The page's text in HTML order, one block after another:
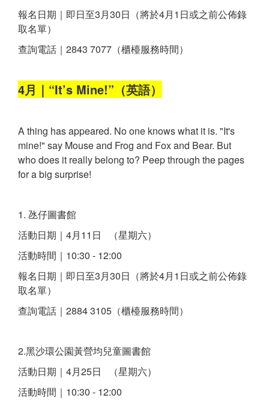
報名日期｜即日至3月30日（將於4月1日或之前公佈錄
取名單）
查詢電話｜2843 7077（櫃檯服務時間）
4月｜“It’s Mine!”（英語）
A thing has appeared. No one knows what it is. "It's
mine!" say Mouse and Frog and Fox and Bear. But
who does it really belong to? Peep through the pages
for a big surprise!
1. 氹仔圖書館
活動日期｜4月11日 （星期六）
活動時間｜10:30 - 12:00
報名日期｜即日至3月30日（將於4月1日或之前公佈錄
取名單）
查詢電話｜2884 3105（櫃檯服務時間）
2.黑沙環公園黃營均兒童圖書館
活動日期｜4月25日 （星期六）
活動時間｜10:30 - 12:00